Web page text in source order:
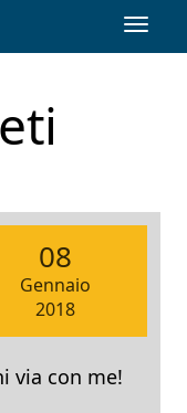
08
Gennaio
2018
via con me!